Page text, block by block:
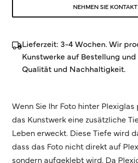
NEHMEN SIE
Lieferzeit: 3-4 Wochen. Wir
Kunstwerke auf Bestellung
Qualität und Nachhaltigkeit.
Wenn Sie Ihr Foto hinter
das Kunstwerk eine zusätzliche
Leben erweckt. Diese Tiefe wird
dass das Foto nicht direkt auf
sondern aufgeklebt wird. Da